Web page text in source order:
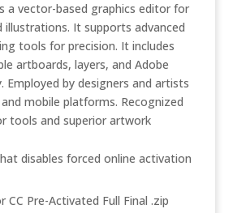
a vector-based graphics editor for
illustrations. It supports advanced
tools for precision. It includes
artboards, layers, and Adobe
Employed by designers and artists
mobile platforms. Recognized
tools and superior artwork
disables forced online activation
CC Pre-Activated Full Final .zip